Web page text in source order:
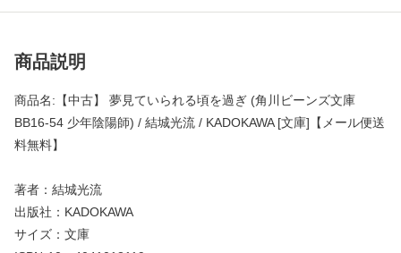
商品説明
商品名:【中古】 夢見ていられる頃を過ぎ (角川ビーンズ文庫
BB16-54 少年陰陽師) / 結城光流 / KADOKAWA [文庫]【メール便送
料無料】
著者：結城光流
出版社：KADOKAWA
サイズ：文庫